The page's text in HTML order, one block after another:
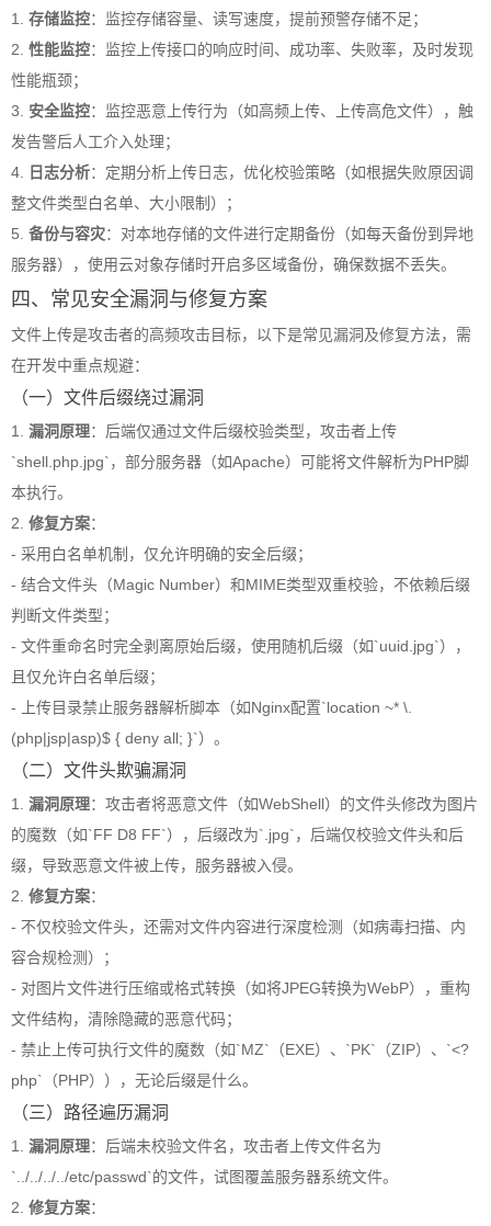
1. 存储监控：监控存储容量、读写速度，提前预警存储不足；
2. 性能监控：监控上传接口的响应时间、成功率、失败率，及时发现
性能瓶颈；
3. 安全监控：监控恶意上传行为（如高频上传、上传高危文件），触
发告警后人工介入处理；
4.
日志分析：定期分析上传日志，优化校验策略（如根据失败原因调
整文件类型白名单、大小限制）；
5. 备份与容灾：对本地存储的文件进行定期备份（如每天备份到异地
服务器），使用云对象存储时开启多区域备份，确保数据不丢失。
四、常见安全漏洞与修复方案
文件上传是攻击者的高频攻击目标，以下是常见漏洞及修复方法，需
在开发中重点规避：
（一）文件后缀绕过漏洞
1. 漏洞原理：后端仅通过文件后缀校验类型，攻击者上传
`shell.php.jpg`，部分服务器（如Apache）可能将文件解析为PHP脚
本执行。
2. 修复方案：
- 采用白名单机制，仅允许明确的安全后缀；
- 结合文件头（Magic Number）和MIME类型双重校验，不依赖后缀
判断文件类型；
- 文件重命名时完全剥离原始后缀，使用随机后缀（如`uuid.jpg`），
且仅允许白名单后缀；
- 上传目录禁止服务器解析脚本（如Nginx配置`location ~* \.
(php|jsp|asp)$ { deny all; }`）。
（二）文件头欺骗漏洞
1. 漏洞原理：攻击者将恶意文件（如WebShell）的文件头修改为图片
的魔数（如`FF D8 FF`），后缀改为`.jpg`，后端仅校验文件头和后
缀，导致恶意文件被上传，服务器被入侵。
2. 修复方案：
- 不仅校验文件头，还需对文件内容进行深度检测（如病毒扫描、内
容合规检测）；
- 对图片文件进行压缩或格式转换（如将JPEG转换为WebP），重构
文件结构，清除隐藏的恶意代码；
- 禁止上传可执行文件的魔数（如`MZ`（EXE）、`PK`（ZIP）、`<?
php`（PHP）），无论后缀是什么。
（三）路径遍历漏洞
1. 漏洞原理：后端未校验文件名，攻击者上传文件名为
`../../../../etc/passwd`的文件，试图覆盖服务器系统文件。
2. 修复方案：